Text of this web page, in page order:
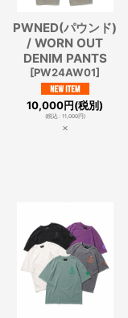
PWNED(パウンド)
/ WORN OUT
DENIM PANTS
[PW24AW01]
10,000円(税別)
(税込: 11,000円)
×